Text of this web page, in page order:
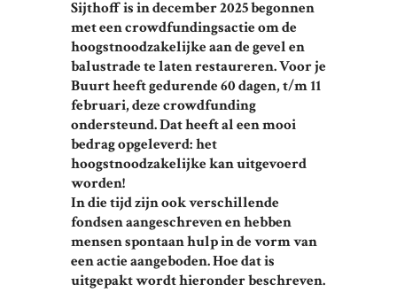
Sijthoff is in december 2025 begonnen
met een crowdfundingsactie om de
hoogstnoodzakelijke aan de gevel en
balustrade te laten restaureren. Voor je
Buurt heeft gedurende 60 dagen, t/m 11
februari, deze crowdfunding
ondersteund. Dat heeft al een mooi
bedrag opgeleverd:het
hoogstnoodzakelijke kan uitgevoerd
worden!
In die tijd zijn ook verschillende
fondsen aangeschreven en hebben
mensen spontaan hulp in de vorm van
een actie aangeboden. Hoe dat is
uitgepakt wordt hieronder beschreven.